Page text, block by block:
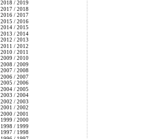
2018 / 2019
2017 / 2018
2016 / 2017
2015 / 2016
2014 / 2015
2013 / 2014
2012 / 2013
2011 / 2012
2010 / 2011
2009 / 2010
2008 / 2009
2007 / 2008
2006 / 2007
2005 / 2006
2004 / 2005
2003 / 2004
2002 / 2003
2001 / 2002
2000 / 2001
1999 / 2000
1998 / 1999
1997 / 1998